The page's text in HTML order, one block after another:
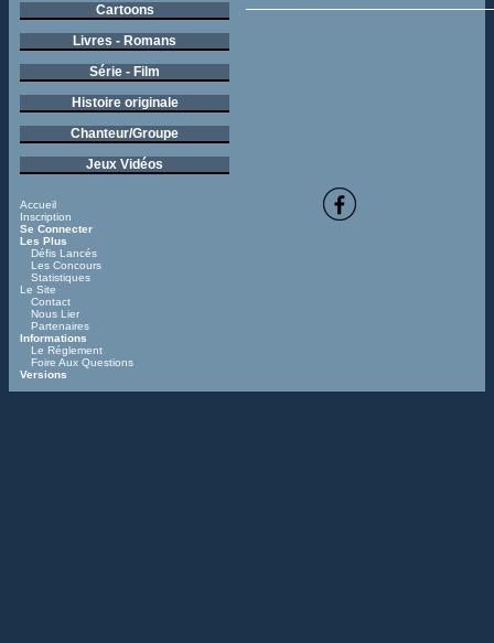
Cartoons
Livres - Romans
Série - Film
Histoire originale
Chanteur/Groupe
Jeux Vidéos
Accueil
Inscription
Se Connecter
Les Plus
Défis Lancés
Les Concours
Statistiques
Le Site
Contact
Nous Lier
Partenaires
Informations
Le Réglement
Foire Aux Questions
Versions